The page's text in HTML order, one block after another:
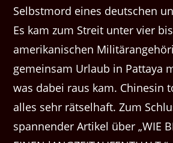
Selbstmord eines deutschen
Es kam zum Streit unter vier
amerikanischen
gemeinsam Urlaub in Pattaya
was dabei raus kam. Chinesin
alles sehr rätselhaft. Zum
spannender Artikel über „WIE